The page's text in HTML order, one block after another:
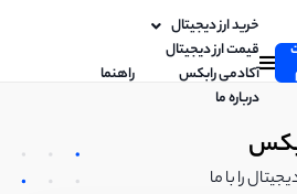
خرید ارز دیجیتال
قیمت ارز دیجیتال
آکادمی رابکس
راهنما
درباره ما
را با ما